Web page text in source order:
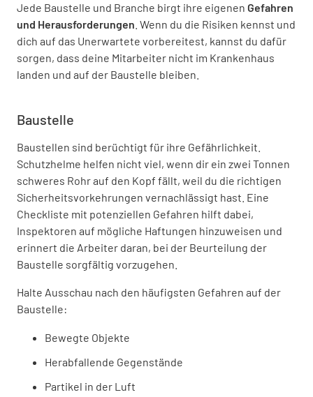
Jede Baustelle und Branche birgt ihre eigenen Gefahren
und Herausforderungen . Wenn du die Risiken kennst und
dich auf das Unerwartete vorbereitest, kannst du dafür
sorgen, dass deine Mitarbeiter nicht im Krankenhaus
landen und auf der Baustelle bleiben.
Baustelle
Baustellen sind berüchtigt für ihre Gefährlichkeit.
Schutzhelme helfen nicht viel, wenn dir ein zwei Tonnen
schweres Rohr auf den Kopf fällt, weil du die richtigen
Sicherheitsvorkehrungen vernachlässigt hast. Eine
Checkliste mit potenziellen Gefahren hilft dabei,
Inspektoren auf mögliche Haftungen hinzuweisen und
erinnert die Arbeiter daran, bei der Beurteilung der
Baustelle sorgfältig vorzugehen.
Halte Ausschau nach den häufigsten Gefahren auf der
Baustelle:
Bewegte Objekte
Herabfallende Gegenstände
Partikel in der Luft